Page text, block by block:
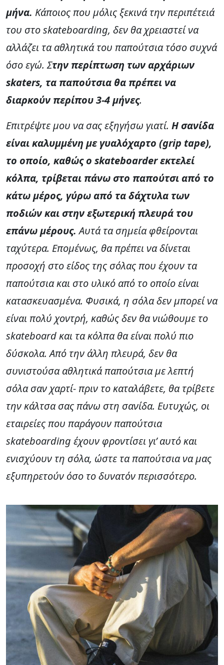
μήνα. Κάποιος που μόλις ξεκινά την περιπέτειά
του στο skateboarding, δεν θα χρειαστεί να
αλλάζει τα αθλητικά του παπούτσια τόσο συχνά
όσο εγώ. Στην περίπτωση των αρχάριων
skaters, τα παπούτσια θα πρέπει να
διαρκούν περίπου 3-4 μήνες.
Επιτρέψτε μου να σας εξηγήσω γιατί. Η σανίδα
είναι καλυμμένη με γυαλόχαρτο (grip tape),
το οποίο, καθώς ο skateboarder εκτελεί
κόλπα, τρίβεται πάνω στο παπούτσι από το
κάτω μέρος, γύρω από τα δάχτυλα των
ποδιών και στην εξωτερική πλευρά του
επάνω μέρους. Αυτά τα σημεία φθείρονται
ταχύτερα. Επομένως, θα πρέπει να δίνεται
προσοχή στο είδος της σόλας που έχουν τα
παπούτσια και στο υλικό από το οποίο είναι
κατασκευασμένα. Φυσικά, η σόλα δεν μπορεί να
είναι πολύ χοντρή, καθώς δεν θα νιώθουμε το
skateboard και τα κόλπα θα είναι πολύ πιο
δύσκολα. Από την άλλη πλευρά, δεν θα
συνιστούσα αθλητικά παπούτσια με λεπτή
σόλα σαν χαρτί- πριν το καταλάβετε, θα τρίβετε
την κάλτσα σας πάνω στη σανίδα. Ευτυχώς, οι
εταιρείες που παράγουν παπούτσια
skateboarding έχουν φροντίσει γι’ αυτό και
ενισχύουν τη σόλα, ώστε τα παπούτσια να μας
εξυπηρετούν όσο το δυνατόν περισσότερο.